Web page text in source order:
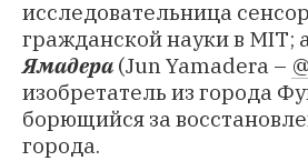
исследовательница
гражданской науки в MIT;
Ямадера (Jun Yamadera –
изобретатель из города
борющийся за
города.